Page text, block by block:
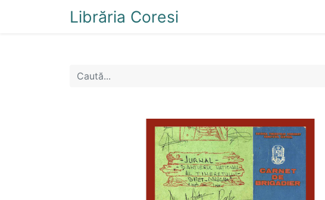
Librăria Coresi